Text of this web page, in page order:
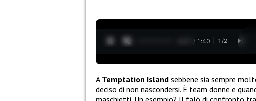
0:28 / 1:40 1 /2
A Temptation Island sebbene sia sempre
deciso di non nascondersi. È team donne e